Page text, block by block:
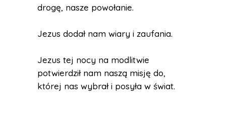
drogę, nasze powołanie.
Jezus dodał nam wiary i zaufania.
Jezus tej nocy na modlitwie
potwierdził nam naszą misję do,
której nas wybrał i posyła w świat.